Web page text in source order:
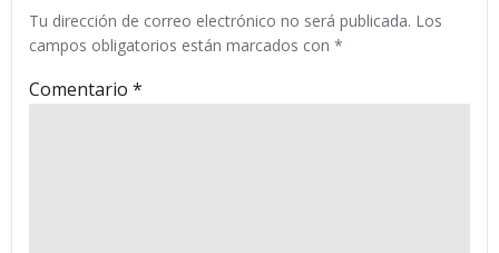
Tu dirección de correo electrónico no será publicada. Los
campos obligatorios están marcados con *
Comentario *